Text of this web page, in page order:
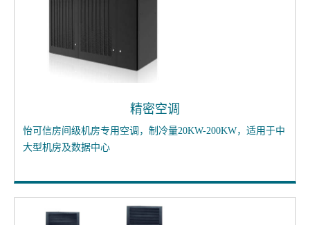
精密空调
怡可信房间级机房专用空调，制冷量20KW-200KW，适用于中
大型机房及数据中心